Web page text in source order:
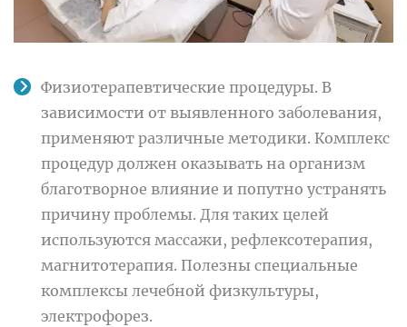
Физиотерапевтические процедуры. В
зависимости от выявленного заболевания,
применяют различные методики. Комплекс
процедур должен оказывать на организм
благотворное влияние и попутно устранять
причину проблемы. Для таких целей
используются массажи, рефлексотерапия,
магнитотерапия. Полезны специальные
комплексы лечебной физкультуры,
электрофорез.